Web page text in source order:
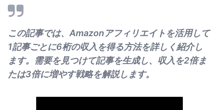
この記事では、Amazonアフィリエイトを活用して
1記事ごとに6桁の収入を得る方法を詳しく紹介し
ます。需要を見つけて記事を生成し、収入を2倍ま
たは3倍に増やす戦略を解説します。